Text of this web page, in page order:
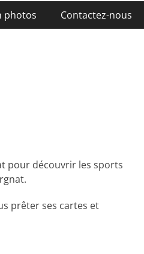
photos Contactez-nous
pour découvrir les sports
prêter ses cartes et